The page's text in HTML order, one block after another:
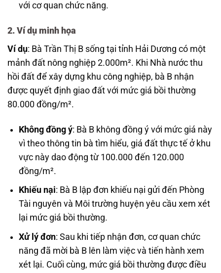
với cơ quan chức năng.
2. Ví dụ minh họa
Ví dụ: Bà Trần Thị B sống tại tỉnh Hải Dương có một
mảnh đất nông nghiệp 2.000m². Khi Nhà nước thu
hồi đất để xây dựng khu công nghiệp, bà B nhận
được quyết định giao đất với mức giá bồi thường
80.000 đồng/m².
Không đồng ý: Bà B không đồng ý với mức giá này
vì theo thông tin bà tìm hiểu, giá đất thực tế ở khu
vực này dao động từ 100.000 đến 120.000
đồng/m².
Khiếu nại: Bà B lập đơn khiếu nại gửi đến Phòng
Tài nguyên và Môi trường huyện yêu cầu xem xét
lại mức giá bồi thường.
Xử lý đơn: Sau khi tiếp nhận đơn, cơ quan chức
năng đã mời bà B lên làm việc và tiến hành xem
xét lại. Cuối cùng, mức giá bồi thường được điều